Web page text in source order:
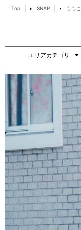
Top SNAP ももこ
エリアカテゴリ